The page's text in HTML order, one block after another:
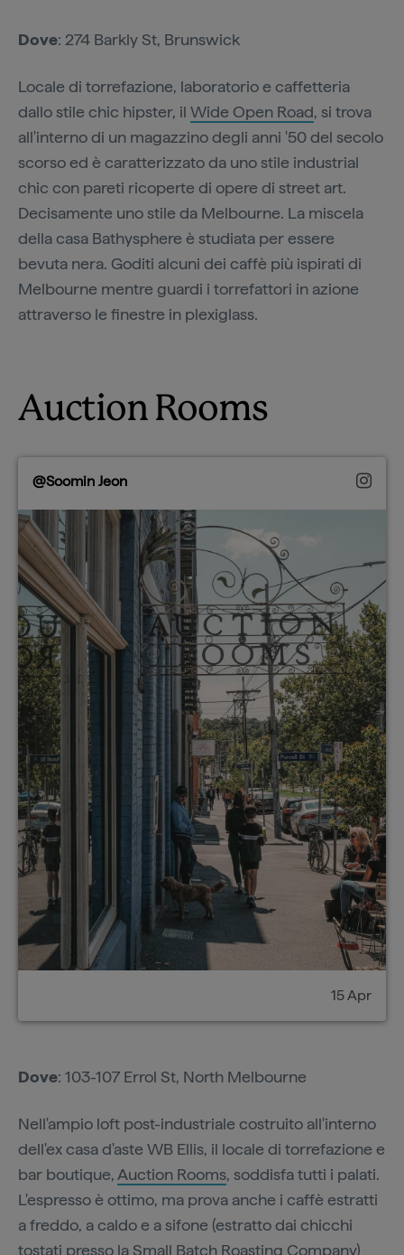
Dove: 274 Barkly St, Brunswick
Locale di torrefazione, laboratorio e caffetteria
dallo stile chic hipster, il Wide Open Road, si trova
all'interno di un magazzino degli anni '50 del secolo
scorso ed è caratterizzato da uno stile industrial
chic con pareti ricoperte di opere di street art.
Decisamente uno stile da Melbourne. La miscela
della casa Bathysphere è studiata per essere
bevuta nera. Goditi alcuni dei caffè più ispirati di
Melbourne mentre guardi i torrefattori in azione
attraverso le finestre in plexiglass.
Auction Rooms
@Soomin Jeon
15 Apr
Dove: 103-107 Errol St, North Melbourne
Nell'ampio loft post-industriale costruito all'interno
dell'ex casa d'aste WB Ellis, il locale di torrefazione e
bar boutique, Auction Rooms, soddisfa tutti i palati.
L'espresso è ottimo, ma prova anche i caffè estratti
a freddo, a caldo e a sifone (estratto dai chicchi
tostati presso la Small Batch Roasting Company)